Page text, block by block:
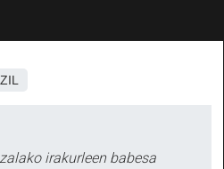
irakurleen babesa